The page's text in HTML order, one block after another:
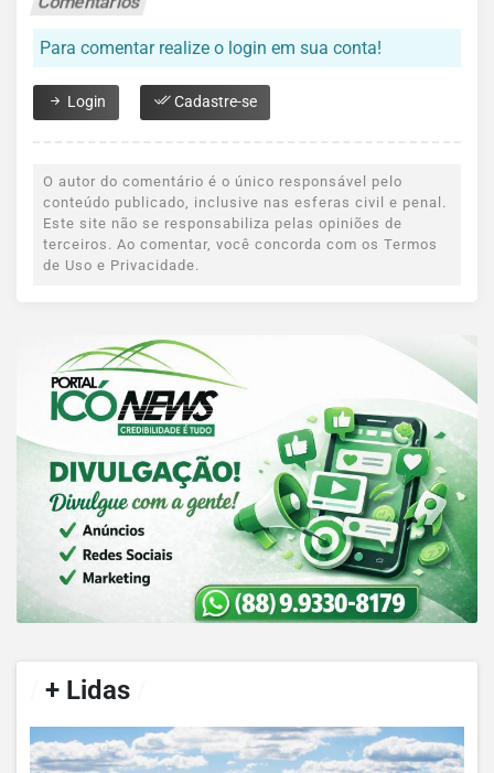
Para comentar realize o login em sua conta!
Login Cadastre-se
O autor do comentário é o único responsável pelo
conteúdo publicado, inclusive nas esferas civil e penal.
Este site não se responsabiliza pelas opiniões de
terceiros. Ao comentar, você concorda com os Termos
de Uso e Privacidade.
+ Lidas